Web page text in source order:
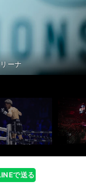
語った衝撃決着と今
ーナ
語った衝撃決着と今
で送る